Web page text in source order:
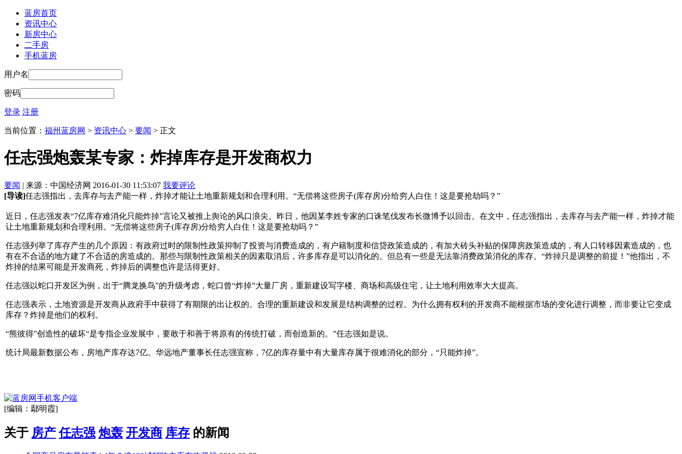
蓝房首页
资讯中心
新房中心
二手房
手机蓝房
用户名
密码
登录 注册
当前位置： 福州蓝房网 > 资讯中心 > 要闻 > 正文
任志强炮轰某专家：炸掉库存是开发商权力
要闻 | 来源：中国经济网 2016-01-30 11:53:07 我要评论
[导读]任志强指出，去库存与去产能一样，炸掉才能让土地重新规划和合理利用。“无偿将这些房子(库存房)分给穷人白住！这是要抢劫吗？”
近日，任志强发表“7亿库存难消化只能炸掉”言论又被推上舆论的风口浪尖。昨日，他因某李姓专家的口诛笔伐发布长微博予以回击。在文中，任志强指出，去库存与去产能一样，炸掉才能
让土地重新规划和合理利用。“无偿将这些房子(库存房)分给穷人白住！这是要抢劫吗？”
任志强列举了库存产生的几个原因：有政府过时的限制性政策抑制了投资与消费造成的，有户籍制度和信贷政策造成的，有加大砖头补贴的保障房政策造成的，有人口转移因素造成的，也
有在不合适的地方建了不合适的房造成的。那些与限制性政策相关的因素取消后，许多库存是可以消化的。但总有一些是无法靠消费政策消化的库存。“炸掉只是调整的前提！”他指出，不
炸掉的结果可能是开发商死，炸掉后的调整也许是活得更好。
任志强以蛇口开发区为例，出于“腾龙换鸟”的升级考虑，蛇口曾“炸掉”大量厂房，重新建设写字楼、商场和高级住宅，让土地利用效率大大提高。
任志强表示，土地资源是开发商从政府手中获得了有期限的出让权的。合理的重新建设和发展是结构调整的过程。为什么拥有权利的开发商不能根据市场的变化进行调整，而非要让它变成
库存？炸掉是他们的权利。
“熊彼得”创造性的破坏“是专指企业发展中，要敢于和善于将原有的传统打破，而创造新的。”任志强如是说。
统计局最新数据公布，房地产库存达7亿。华远地产董事长任志强宣称，7亿的库存量中有大量库存属于很难消化的部分，“只能炸掉”。
[编辑：鄢明霞]
关于 房产 任志强 炮轰 开发商 库存 的新闻